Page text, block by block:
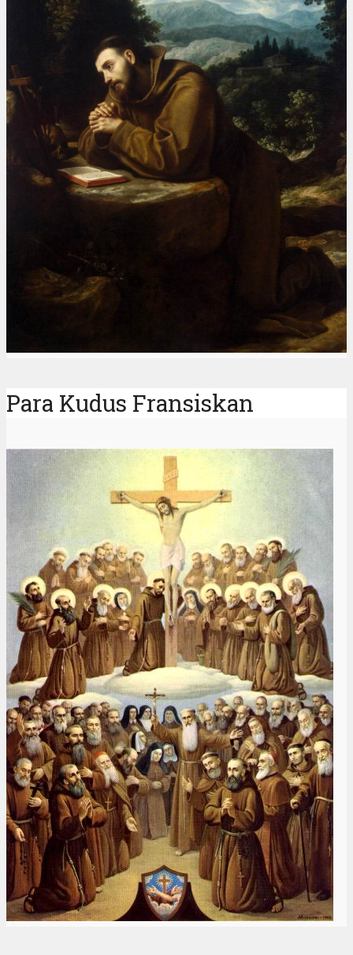
Para Kudus Fransiskan